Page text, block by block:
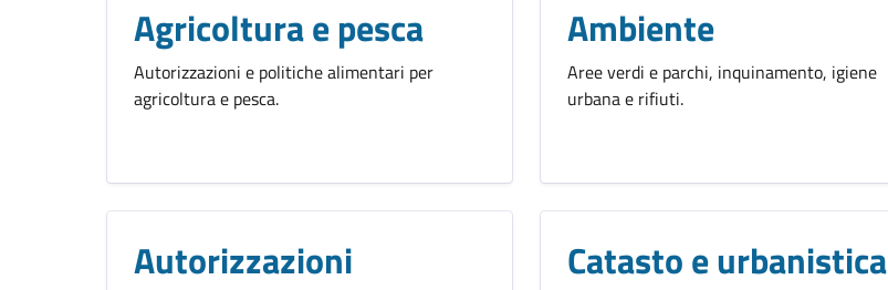
Agricoltura e pesca
Autorizzazioni e politiche alimentari per
agricoltura e pesca.
Ambiente
Aree verdi e parchi, inquinamento, igiene
urbana e rifiuti.
Autorizzazioni Catasto e urbanistica